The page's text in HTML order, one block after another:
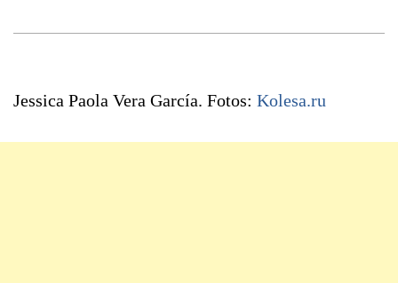
Jessica Paola Vera García. Fotos: Kolesa.ru